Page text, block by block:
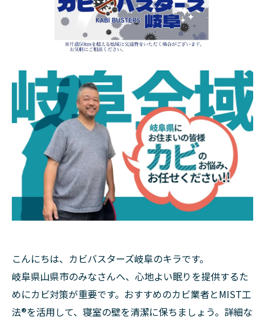
こんにちは、カビバスターズ岐阜のキラです。
岐阜県山県市のみなさんへ、心地よい眠りを提供するた
めにカビ対策が重要です。おすすめのカビ業者とMIST工
法®を活用して、寝室の壁を清潔に保ちましょう。詳細な